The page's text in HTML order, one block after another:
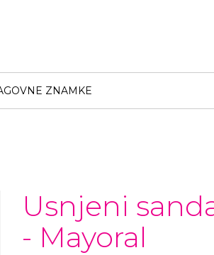
ZNAMKE
Usnjeni
- Mayoral